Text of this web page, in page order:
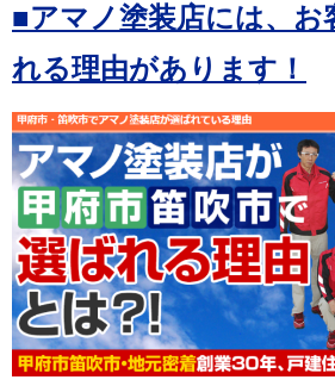
■アマノ塗装店には、お
れる理由があります！